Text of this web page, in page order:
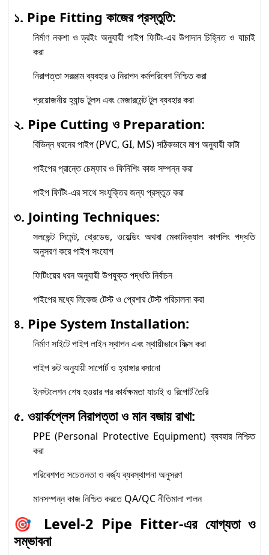
১. Pipe Fitting কাজের প্রস্তুতি:
নির্মাণ নকশা ও ড্রইং অনুযায়ী পাইপ ফিটিং-এর উপাদান চিহ্নিত ও যাচাই
করা
নিরাপত্তা সরঞ্জাম ব্যবহার ও নিরাপদ কর্মপরিবেশ নিশ্চিত করা
প্রয়োজনীয় হ্যান্ড টুলস এবং মেজারমেন্ট টুল ব্যবহার করা
২. Pipe Cutting ও Preparation:
বিভিন্ন ধরনের পাইপ (PVC, GI, MS) সঠিকভাবে মাপ অনুযায়ী কাটা
পাইপের প্রান্তে চেম্ফার ও ফিনিশিং কাজ সম্পন্ন করা
পাইপ ফিটিং-এর সাথে সংযুক্তির জন্য প্রস্তুত করা
৩. Jointing Techniques:
সলভেন্ট সিমেন্ট, থ্রেডেড, ওয়েল্ডিং অথবা মেকানিক্যাল কাপলিং পদ্ধতি
অনুসরণ করে পাইপ সংযোগ
ফিটিংয়ের ধরন অনুযায়ী উপযুক্ত পদ্ধতি নির্বাচন
পাইপের মধ্যে লিকেজ টেস্ট ও প্রেশার টেস্ট পরিচালনা করা
৪. Pipe System Installation:
নির্মাণ সাইটে পাইপ লাইন স্থাপন এবং স্থায়ীভাবে ফিক্স করা
পাইপ রুট অনুযায়ী সাপোর্ট ও হ্যাঙ্গার বসানো
ইনস্টলেশন শেষ হওয়ার পর কার্যক্ষমতা যাচাই ও রিপোর্ট তৈরি
৫. ওয়ার্কপ্লেস নিরাপত্তা ও মান বজায় রাখা:
PPE (Personal Protective Equipment) ব্যবহার নিশ্চিত
করা
পরিবেশগত সচেতনতা ও বর্জ্য ব্যবস্থাপনা অনুসরণ
মানসম্পন্ন কাজ নিশ্চিত করতে QA/QC নীতিমালা পালন
🎯 Level-2 Pipe Fitter-এর যোগ্যতা ও
সম্ভাবনা